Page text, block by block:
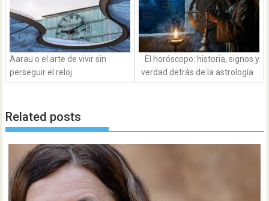
Aarau o el arte de vivir sin
perseguir el reloj
El horóscopo: historia, signos y
verdad detrás de la astrología
Related posts